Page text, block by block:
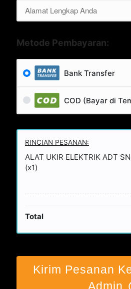
Metode Pembayaran:
Bank Transfer
COD (Bayar di
RINCIAN PESANAN:
ALAT UKIR ELEKTRIK ADT
(x1)
Total
Kirim Pesanan
Admin